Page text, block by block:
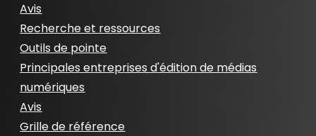
Avis
Recherche et ressources
Outils de pointe
Principales entreprises d'édition de médias
numériques
Avis
Grille de référence